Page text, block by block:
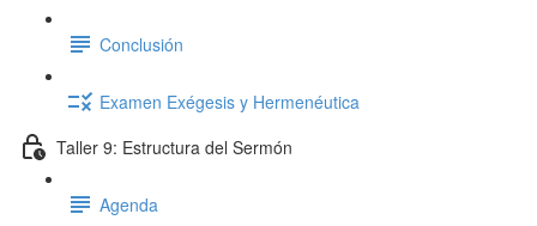
Conclusión
Examen Exégesis y Hermenéutica
Taller 9: Estructura del Sermón
Agenda